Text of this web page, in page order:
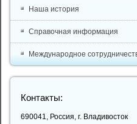
Наша история
Справочная информация
Международное
Контакты:
690041, Россия, г. Владивосток